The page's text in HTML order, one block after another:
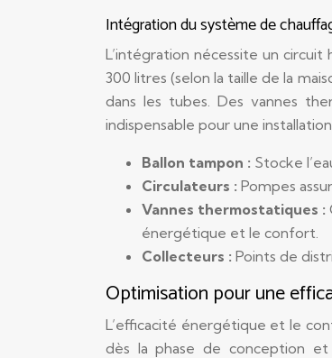
Intégration du système de
L’intégration nécessite un
300 litres (selon la taille de la
dans les tubes. Des vannes
indispensable pour une
Ballon tampon : Stocke
Circulateurs : Pompes
Vannes thermostatiques :
énergétique et le confort.
Collecteurs : Points de
Optimisation pour une
L’efficacité énergétique et le
dès la phase de conception et